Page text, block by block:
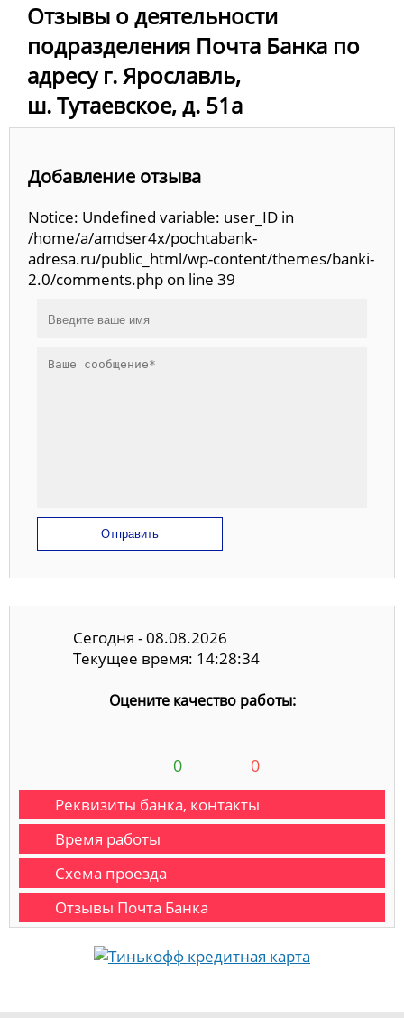
Отзывы о деятельности
подразделения Почта Банка по
адресу г. Ярославль,
ш. Тутаевское, д. 51а
Добавление отзыва
Notice: Undefined variable: user_ID in
/home/a/amdser4x/pochtabank-
adresa.ru/public_html/wp-content/themes/banki-
2.0/comments.php on line 39
Отправить
Сегодня - 08.08.2026
Текущее время: 14:28:35
Оцените качество работы:
0 0
Реквизиты банка, контакты
Время работы
Схема проезда
Отзывы Почта Банка